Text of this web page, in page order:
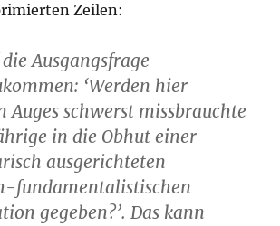
Zeilen:
Ausgangsfrage
‘Werden hier
Auges schwerst missbrauchte
in die Obhut einer
ausgerichteten
fundamentalistischen
gegeben?’. Das kann